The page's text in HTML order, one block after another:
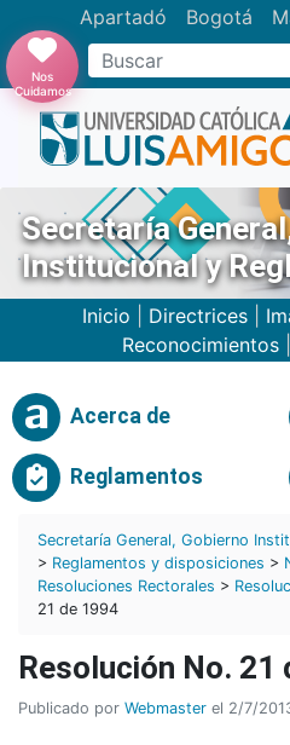
Apartadó Bogotá
Buscar
Nos
Cuidamos
Secretaría
Institucional y
Inicio Directrices|
Reconocimientos
Acerca de
Reglamentos
Secretaría General, Gobierno
> Reglamentos y disposiciones >
Resoluciones Rectorales >
21 de 1994
Resolución No. 21
Publicado por Webmaster el 2/7/